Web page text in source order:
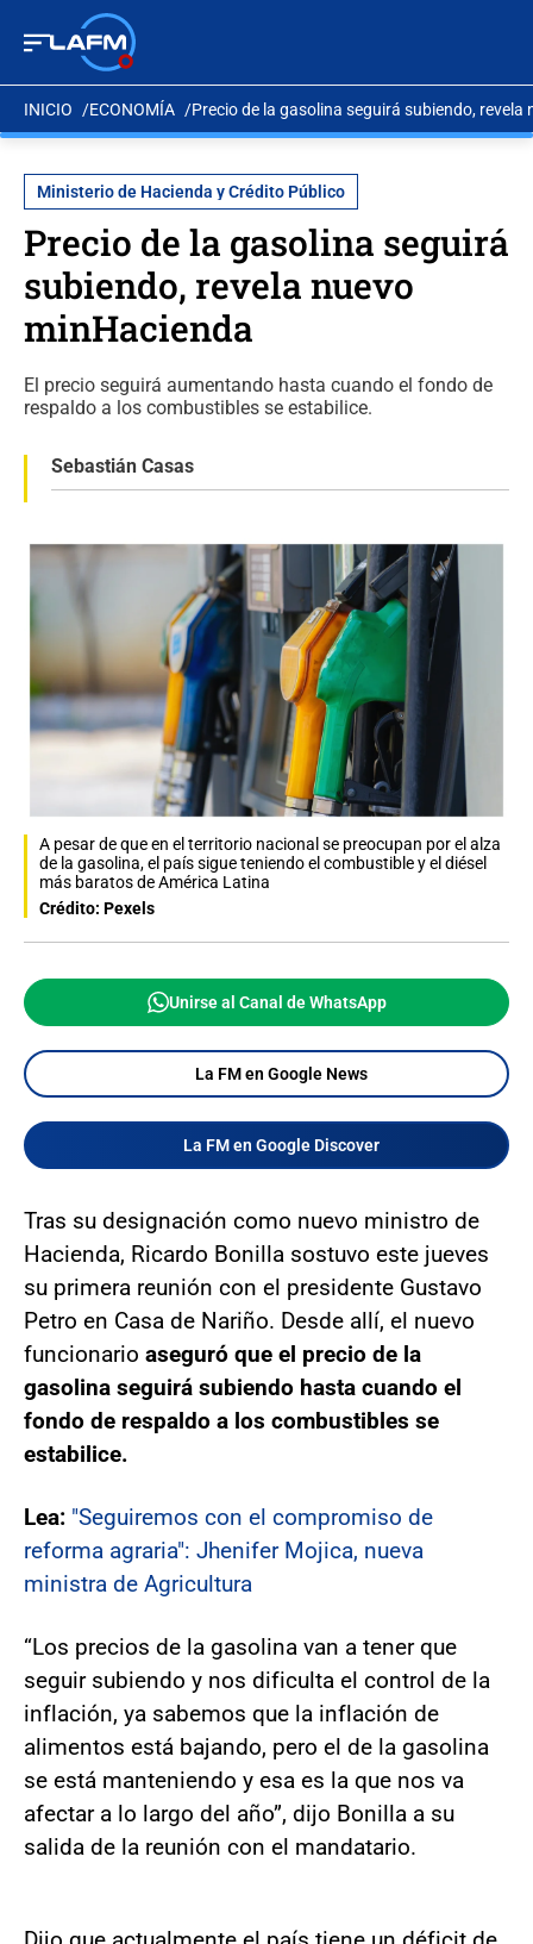
INICIO ECONOMÍA Precio de la gasolina seguirá subiendo, revela
Ministerio de Hacienda y Crédito Público
Precio de la gasolina seguirá
subiendo, revela nuevo
minHacienda
El precio seguirá aumentando hasta cuando el fondo de
respaldo a los combustibles se estabilice.
Sebastián Casas
A pesar de que en el territorio nacional se preocupan por el alza
de la gasolina, el país sigue teniendo el combustible y el diésel
más baratos de América Latina
Crédito: Pexels
Unirse al Canal de WhatsApp
La FM en Google News
La FM en Google Discover
Tras su designación como nuevo ministro de
Hacienda, Ricardo Bonilla sostuvo este jueves
su primera reunión con el presidente Gustavo
Petro en Casa de Nariño. Desde allí, el nuevo
funcionario aseguró que el precio de la
gasolina seguirá subiendo hasta cuando el
fondo de respaldo a los combustibles se
estabilice.
Lea: "Seguiremos con el compromiso de
reforma agraria": Jhenifer Mojica, nueva
ministra de Agricultura
“Los precios de la gasolina van a tener que
seguir subiendo y nos dificulta el control de la
inflación, ya sabemos que la inflación de
alimentos está bajando, pero el de la gasolina
se está manteniendo y esa es la que nos va
afectar a lo largo del año”, dijo Bonilla a su
salida de la reunión con el mandatario.